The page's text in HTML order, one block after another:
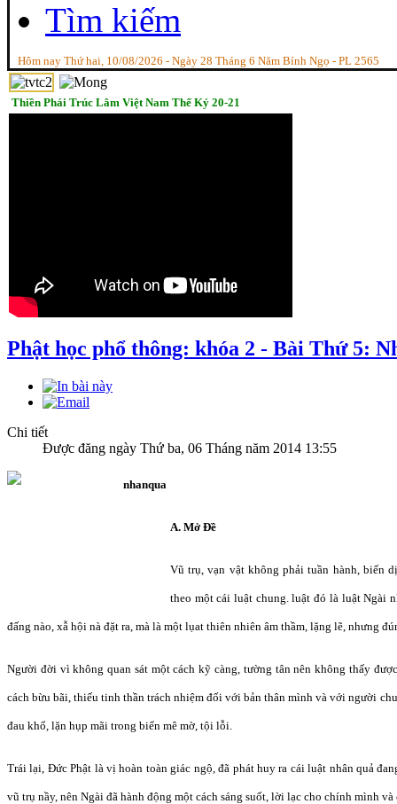
Tìm kiếm
Hôm nay Thứ hai, 10/08/2026 - Ngày 28 Tháng 6 Năm Bính Ngọ - PL 2565
Thiền Phái Trúc Lâm Việt Nam Thế Kỷ 20-21
Phật học phổ thông: khóa 2 - Bài Thứ 5:
Chi tiết
Được đăng ngày Thứ ba, 06 Tháng năm 2014 13:55
A. Mở Ðề
Vũ trụ, vạn vật không phải tuần hành, biến
theo một cái luật chung. luật đó là luật Ngài
đấng nào, xẫ hội nà đặt ra, mà là một lụat thiên nhiên âm thầm, lặng lẽ, nhưng
Người đời vì không quan sát một cách kỹ càng, tường tân nên không thấy
cách bừu bãi, thiếu tinh thần trách nhiệm đối với bản thân mình và với người
đau khổ, lặn hụp mãi trong biển mê mờ, tội lỗi.
Trái lại, Ðức Phật là vị hoàn toàn giác ngộ, đã phát huy ra cái luật nhân quả
vũ trụ nầy, nên Ngài đã hành động một cách sáng suốt, lời lạc cho chính mình và